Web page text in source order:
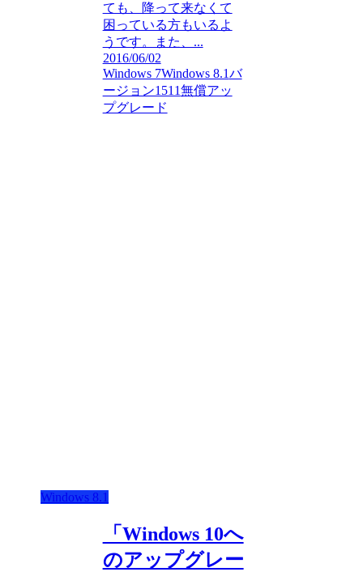
ても、降って来なくて
困っている方もいるよ
うです。また、...
2016/06/02
Windows 7Windows 8.1バ
ージョン1511無償アッ
プグレード
Windows 8.1
「Windows 10へ
のアップグレー